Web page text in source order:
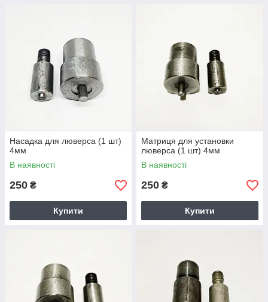
Насадка для люверса (1 шт)
4мм
В наявності
250 ₴
Купити
Матриця для установки
люверса (1 шт) 4мм
В наявності
250 ₴
Купити